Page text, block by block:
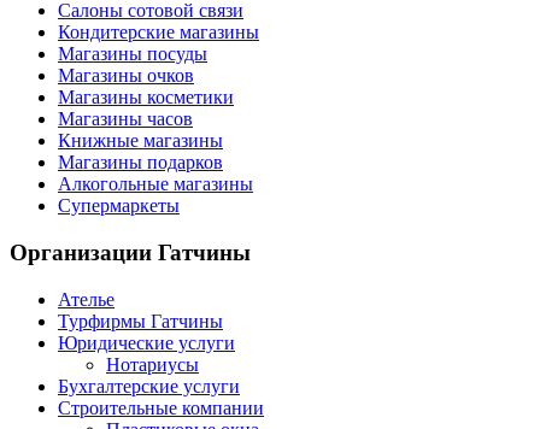
Салоны сотовой связи
Кондитерские магазины
Магазины посуды
Магазины очков
Магазины косметики
Магазины часов
Книжные магазины
Магазины подарков
Алкогольные магазины
Супермаркеты
Организации Гатчины
Ателье
Турфирмы Гатчины
Юридические услуги
Нотариусы
Бухгалтерские услуги
Строительные компании